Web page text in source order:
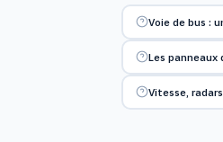
Voie de bus :
Les
Vitesse,